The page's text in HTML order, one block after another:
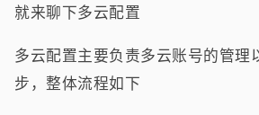
就来聊下多云配置
多云配置主要负责多云账号的管理
步，整体流程如下